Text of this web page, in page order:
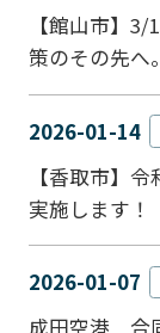
【館山市】
策のその先へ
2026-01-14
【香取市】
実施します！
2026-01-07
成田空港 合